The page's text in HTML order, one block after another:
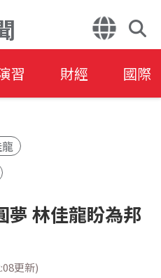
習 財經 國際
夢 林佳龍盼為邦
更新)